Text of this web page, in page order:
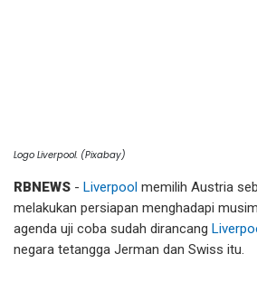
Logo Liverpool. (Pixabay)
RBNEWS - Liverpool memilih Austria
melakukan persiapan menghadapi
agenda uji coba sudah dirancang
negara tetangga Jerman dan Swiss itu.